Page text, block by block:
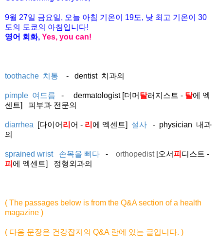
9월 27일 금요일, 오늘 아침 기온이 19도, 낮 최고 기온이 30
도의 도쿄의 아침입니다!
영어 회화, Yes, you can!
toothache 치통 - dentist 치과의
pimple 여드름 - dermatologist [더머 탈러지스트 - 탈에 엑
센트] 피부과 전문의
diarrhea [다이어 리 어 - 리 에 엑센트] 설사 - physician 내과
의
sprained wrist 손목을 삐다 - orthopedist[오서피 디스트 -
피 에 엑센트] 정형외과의
( The passages below is from the Q&A section of a health
magazine )
( 다음 문장은 건강잡지의 Q&A 란에 있는 글입니다. )